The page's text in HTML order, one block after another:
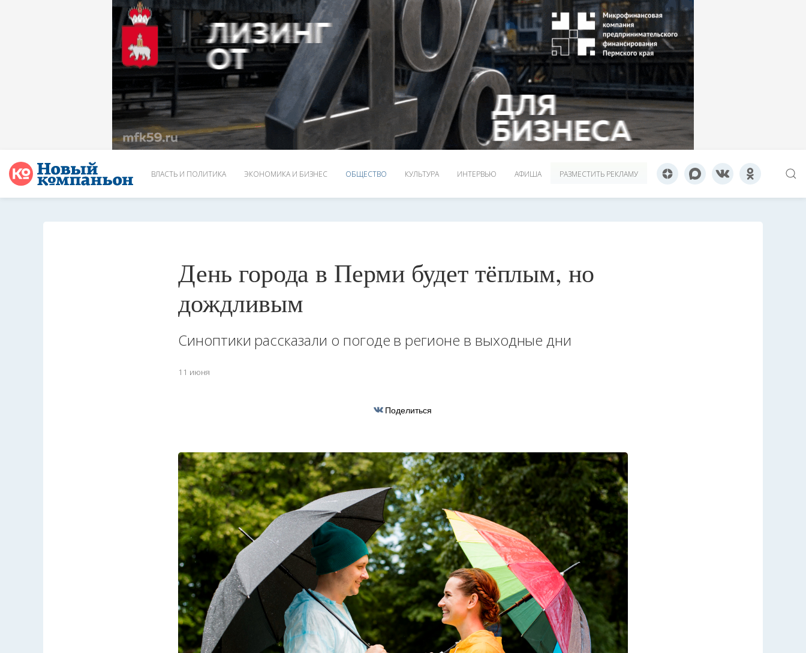
ВЛАСТЬ И ПОЛИТИКА ЭКОНОМИКА И БИЗНЕС ОБЩЕСТВО КУЛЬТУРА ИНТЕРВЬЮ АФИША РАЗМЕСТИТЬ РЕКЛАМУ
День города в Перми будет тёплым, но
дождливым
Синоптики рассказали о погоде в регионе в выходные дни
11 июня
Поделиться